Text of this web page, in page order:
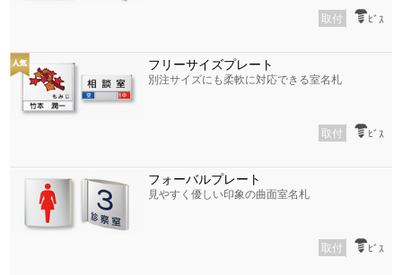
取付 ﾋﾞｽ
フリーサイズプレート
別注サイズにも柔軟に対応できる室名札
取付 ﾋﾞｽ
フォーバルプレート
見やすく優しい印象の曲面室名札
取付 ﾋﾞｽ